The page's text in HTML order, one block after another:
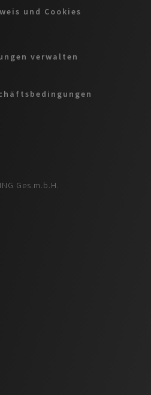
und Cookies
verwalten
Ges.m.b.H.